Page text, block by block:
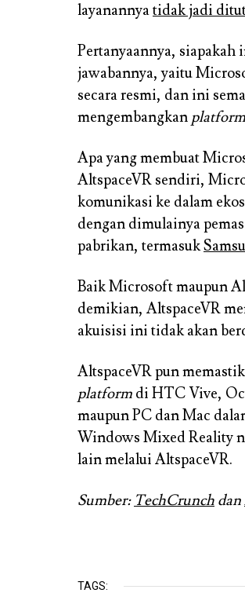
layanannyatidak jadi
Pertanyaannya, siapakah
jawabannya, yaitu
secara resmi, dan ini
mengembangkan platform
Apa yang membuat
AltspaceVR sendiri,
komunikasi ke dalam
dengan dimulainya
pabrikan, termasuk
Baik Microsoft maupun
demikian, AltspaceVR
akuisisi ini tidak akan
AltspaceVR pun
platform di HTC Vive,
maupun PC dan Mac
Windows Mixed Reality
lain melalui AltspaceVR.
Sumber: TechCrunch dan
TAGS: